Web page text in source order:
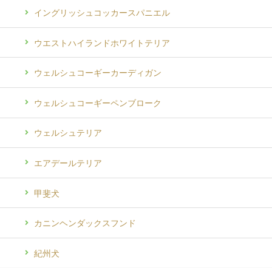
イングリッシュコッカースパニエル
ウエストハイランドホワイトテリア
ウェルシュコーギーカーディガン
ウェルシュコーギーペンブローク
ウェルシュテリア
エアデールテリア
甲斐犬
カニンヘンダックスフンド
紀州犬